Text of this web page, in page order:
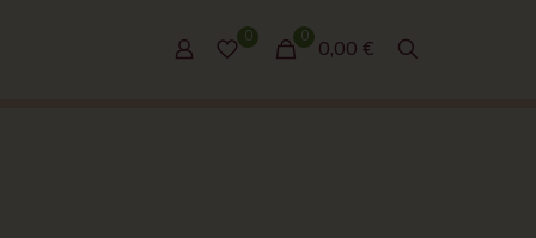
0 0 0,00 €